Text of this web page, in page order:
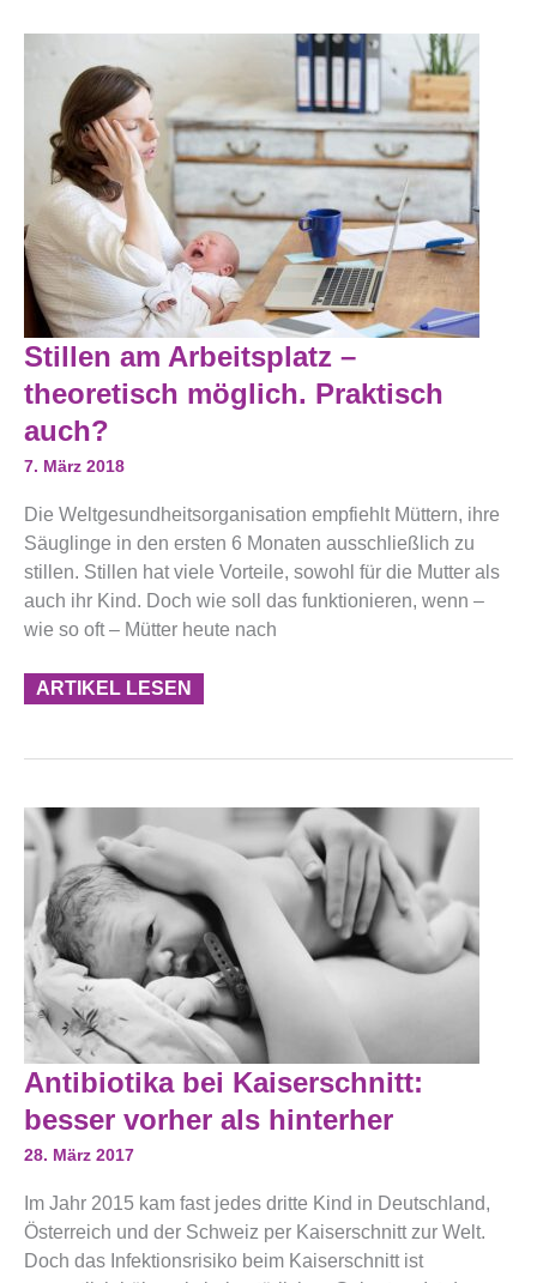
Stillen am Arbeitsplatz –
theoretisch möglich. Praktisch
auch?
7. März 2018
Die Weltgesundheitsorganisation empfiehlt Müttern, ihre
Säuglinge in den ersten 6 Monaten ausschließlich zu
stillen. Stillen hat viele Vorteile, sowohl für die Mutter als
auch ihr Kind. Doch wie soll das funktionieren, wenn –
wie so oft – Mütter heute nach
Stillen
Am
Arbeitsplatz
–
Theoretisch
Möglich.
Praktisch
ARTIKEL LESEN
Antibiotika bei Kaiserschnitt:
besser vorher als hinterher
28. März 2017
Im Jahr 2015 kam fast jedes dritte Kind in Deutschland,
Österreich und der Schweiz per Kaiserschnitt zur Welt.
Doch das Infektionsrisiko beim Kaiserschnitt ist
Antibiotika
Bei
Kaiserschnitt:
Besser
Vorher
Als